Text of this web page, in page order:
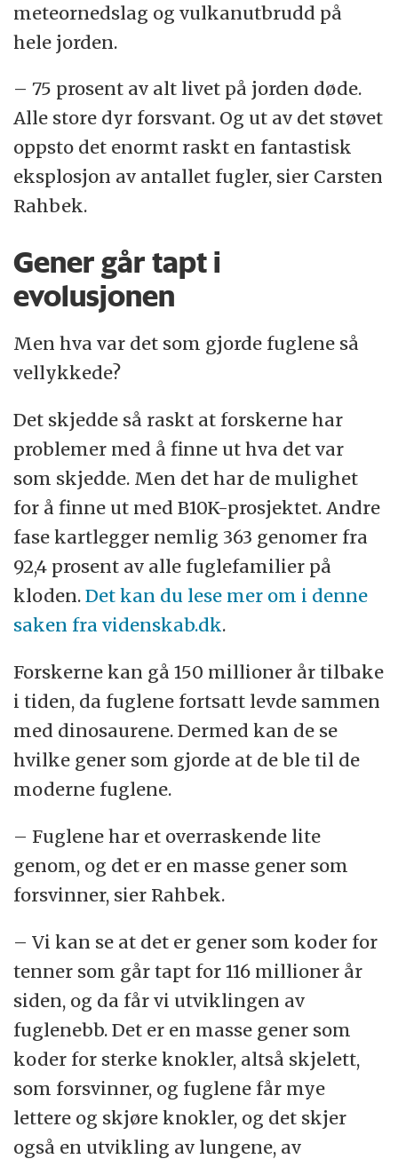
meteornedslag og vulkanutbrudd på
hele jorden.
– 75 prosent av alt livet på jorden døde.
Alle store dyr forsvant. Og ut av det støvet
oppsto det enormt raskt en fantastisk
eksplosjon av antallet fugler, sier Carsten
Rahbek.
Gener går tapt i
evolusjonen
Men hva var det som gjorde fuglene så
vellykkede?
Det skjedde så raskt at forskerne har
problemer med å finne ut hva det var
som skjedde. Men det har de mulighet
for å finne ut med B10K-prosjektet. Andre
fase kartlegger nemlig 363 genomer fra
92,4 prosent av alle fuglefamilier på
kloden.Det kan du lese mer om i denne
saken fra videnskab.dk.
Forskerne kan gå 150 millioner år tilbake
i tiden, da fuglene fortsatt levde sammen
med dinosaurene. Dermed kan de se
hvilke gener som gjorde at de ble til de
moderne fuglene.
– Fuglene har et overraskende lite
genom, og det er en masse gener som
forsvinner, sier Rahbek.
– Vi kan se at det er gener som koder for
tenner som går tapt for 116 millioner år
siden, og da får vi utviklingen av
fuglenebb. Det er en masse gener som
koder for sterke knokler, altså skjelett,
som forsvinner, og fuglene får mye
lettere og skjøre knokler, og det skjer
også en utvikling av lungene, av